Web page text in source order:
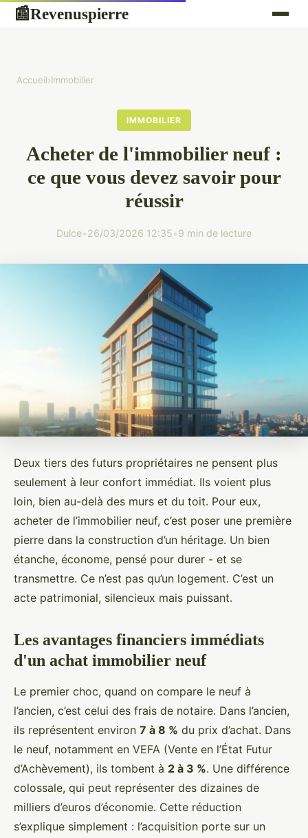
📰Revenuspierre
Accueil›Immobilier
IMMOBILIER
Acheter de l'immobilier neuf :
ce que vous devez savoir pour
réussir
Dulce•26/03/2026 12:35•9 min de lecture
Deux tiers des futurs propriétaires ne pensent plus
seulement à leur confort immédiat. Ils voient plus
loin, bien au-delà des murs et du toit. Pour eux,
acheter de l’immobilier neuf, c’est poser une première
pierre dans la construction d’un héritage. Un bien
étanche, économe, pensé pour durer - et se
transmettre. Ce n’est pas qu’un logement. C’est un
acte patrimonial, silencieux mais puissant.
Les avantages financiers immédiats
d'un achat immobilier neuf
Le premier choc, quand on compare le neuf à
l’ancien, c’est celui des frais de notaire. Dans l’ancien,
ils représentent environ 7 à 8 % du prix d’achat. Dans
le neuf, notamment en VEFA (Vente en l’État Futur
d’Achèvement), ils tombent à 2 à 3 %. Une différence
colossale, qui peut représenter des dizaines de
milliers d’euros d’économie. Cette réduction
s’explique simplement : l’acquisition porte sur un